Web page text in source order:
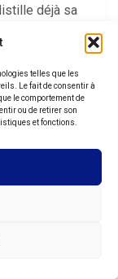
telles que les
Le fait de consentir à
le comportement de
ou de retirer son
et fonctions.
déjà sa
ont exacerbé
nécessaire
je chéris.
but que
sur cette
écrits
coeur.